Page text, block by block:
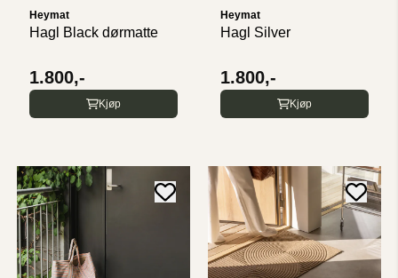
Heymat
Hagl Black dørmatte
1.800,-
Kjøp
Heymat
Hagl Silver
1.800,-
Kjøp